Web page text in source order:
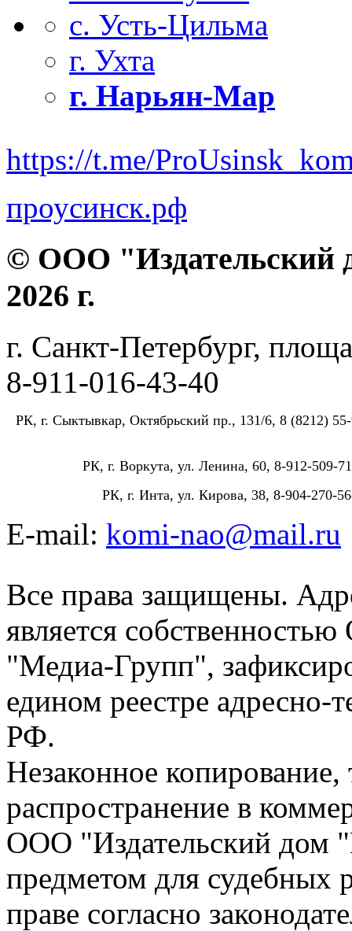
с. Усть-Цильма
г. Ухта
г. Нарьян-Мар
https://t.me/
проусинск.рф
© ООО "Издательский
2026 г.
г. Санкт-Петербург,
8-911-016-43-40
РК, г. Сыктывкар, Октябрьский пр., 131/6, 8 (8212)
РК, г. Воркута, ул. Ленина, 60, 8-912-509-
РК, г. Инта, ул. Кирова, 38, 8-904-270-
E-mail: komi-nao@mail.ru
Все права защищены.
является
"Медиа-Групп",
едином реестре адресно-
РФ.
Незаконное
распространение в
ООО "Издательский дом
предметом для судебных
праве согласно